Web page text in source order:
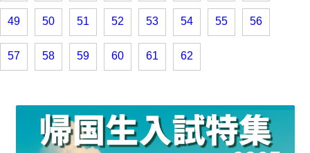
49 50 51 52 53 54 55 56
57 58 59 60 61 62